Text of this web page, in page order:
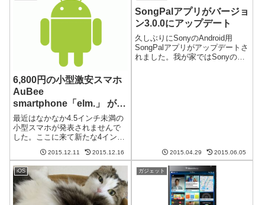
6,800円の小型激安スマホ
AuBee
smartphone「elm.」 が発
売
最近はなかなか4.5インチ未満の
小型スマホが発表されませんで
した。ここに来て新たな4インチ
れました。AuBee
smartphone「elm.」という名前
のスマホ、なんと6,800円です。
4インチディスプレイ 1...
2015.12.11 2015.12.16
SongPalアプリがバージョ
ン3.0.0にアップデート
久しぶりにSonyのAndroid用
SongPalアプリがアップデートさ
れました。我が家ではSonyの
2015.04.29 2015.06.05
iOS ガジェット